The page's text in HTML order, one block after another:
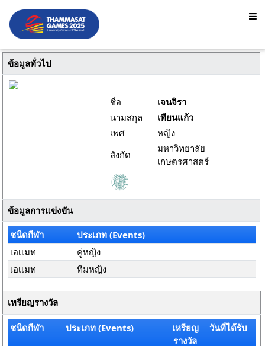
ข้อมูลทั่วไป
ชื่อ
เจนจิรา
นามสกุล
เทียนแก้ว
เพศ
หญิง
สังกัด
มหาวิทยาลัย
เกษตรศาสตร์
ข้อมูลการแข่งขัน
ชนิดกีฬา
ประเภท (Events)
เอเเมท
คู่หญิง
เอเเมท
ทีมหญิง
เหรียญรางวัล
ชนิดกีฬา ประเภท (Events)
เหรียญ
รางวัล
วันที่ได้รับ